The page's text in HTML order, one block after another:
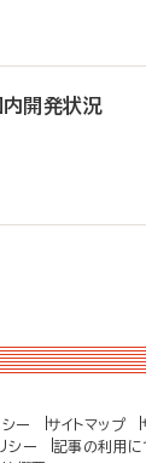
内開発状況
ー サイトマップ
シー 記事の利用に